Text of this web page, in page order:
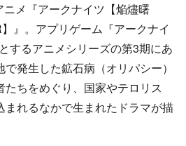
メ『アークナイツ【焔燼曙
』。アプリゲーム『アークナイ
するアニメシリーズの第3期にあ
発生した鉱石病（オリパシー）
ちをめぐり、国家やテロリス
まれるなかで生まれたドラマが描